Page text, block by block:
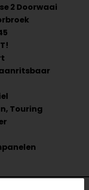
2 Doorwaai
Touring